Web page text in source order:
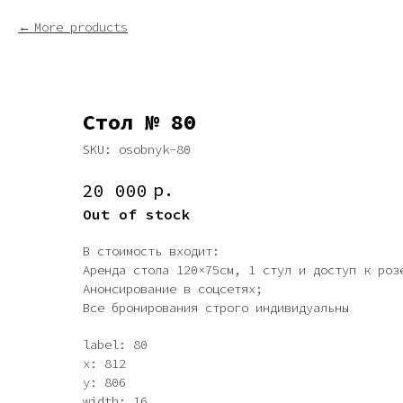
More products
Стол № 80
SKU: osobnyk-80
20 000 р.
Out of stock
В стоимость входит:
Аренда стола 120×75см, 1 стул и доступ к
Анонсирование в соцсетях;
Все бронирования строго индивидуальны
label: 80
x: 812
y: 806